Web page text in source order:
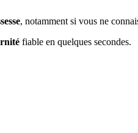
, notamment si vous ne
fiable en quelques secondes.